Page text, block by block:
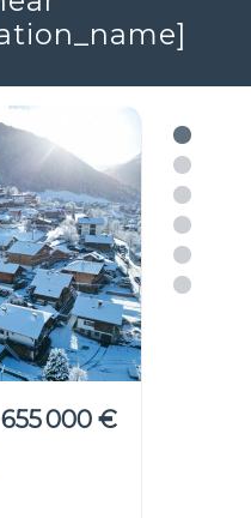
655 000 €